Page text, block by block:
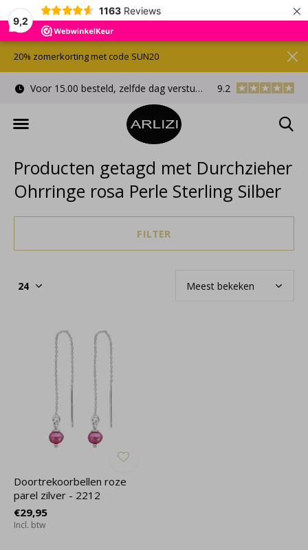
9,2
1163 Reviews ×
Voor 15.00 besteld, zelfde dag verstuurd Gratis
9.2
20% zomerkorting met code SUN20
Producten getagd met Durchzieher
Ohrringe rosa Perle Sterling Silber
FILTER
Doortrekoorbellen roze
parel zilver - 2212
€29,95
Incl. btw